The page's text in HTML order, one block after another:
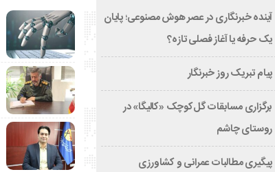
آینده خبرنگاری در عصر هوش مصنوعی؛ پایان
یک حرفه یا آغاز فصلی تازه؟
پیام تبریک روز خبرنگار
برگزاری مسابقات گل‌کوچک «کالیگا» در
روستای چاشم
پیگیری مطالبات عمرانی و کشاورزی